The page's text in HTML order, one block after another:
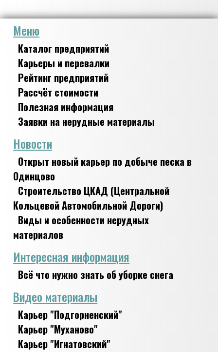
Меню
Каталог предприятий
Карьеры и перевалки
Рейтинг предприятий
Рассчёт стоимости
Полезная информация
Заявки на нерудные материалы
Новости
Открыт новый карьер по добыче песка в
Одинцово
Строительство ЦКАД (Центральной
Кольцевой Автомобильной Дороги)
Виды и особенности нерудных
материалов
Интересная информация
Всё что нужно знать об уборке снега
Видео материалы
Карьер "Подгорненский"
Карьер "Муханово"
Карьер "Игнатовский"